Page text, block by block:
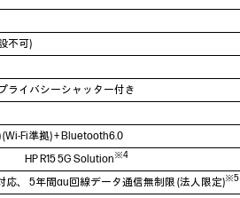
不可)
ライバシーシャッター付き
Fi準拠) + Bluetooth6.0
HP R15 5G Solution※4
応、 5年間au回線データ通信無制限 (法人限定)※5